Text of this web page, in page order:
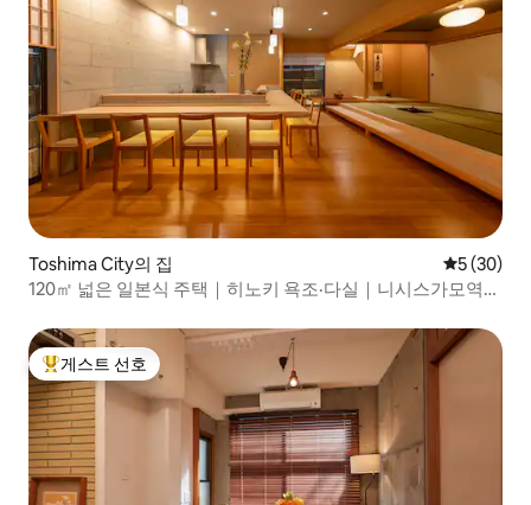
Toshima City의 집 평점 5점(5
5 (30)
120㎡ 넓은 일본식 주택｜히노키 욕조·다실｜니시스가모역
상위 게스트 선호
게스트 선호